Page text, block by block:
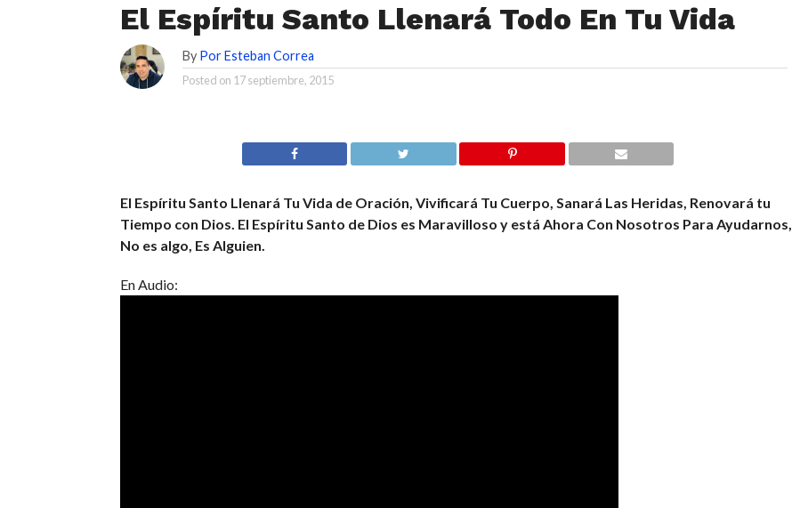
El Espíritu Santo Llenará Todo En Tu Vida
By Por Esteban Correa
Posted on 17 septiembre, 2015
El Espíritu Santo Llenará Tu Vida de Oración, Vivificará Tu Cuerpo, Sanará Las Heridas, Renovará tu
Tiempo con Dios. El Espíritu Santo de Dios es Maravilloso y está Ahora Con Nosotros Para Ayudarnos,
No es algo, Es Alguien.
En Audio: